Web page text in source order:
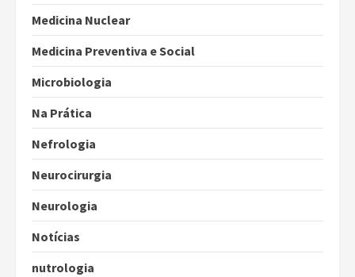
Medicina Nuclear
Medicina Preventiva e Social
Microbiologia
Na Prática
Nefrologia
Neurocirurgia
Neurologia
Notícias
nutrologia